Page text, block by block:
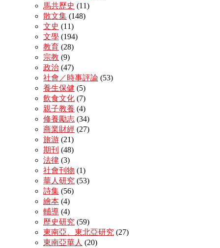
馬共歷史 (11)
散文集 (148)
文史 (11)
文學 (194)
教育 (28)
宗教 (9)
政治 (47)
社會／時事評論 (53)
養生保健 (5)
飲食文化 (7)
親子教養 (4)
修養勵志 (34)
商業財經 (27)
旅游 (21)
期刊 (48)
法律 (3)
社會刊物 (1)
華人研究 (53)
詩集 (56)
繪本 (4)
輔導 (4)
歷史研究 (59)
東南亞、東北亞研究 (27)
東南亞華人 (20)